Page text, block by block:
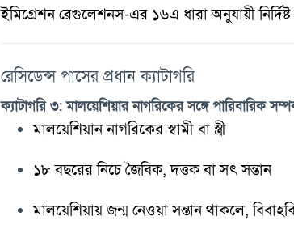
ইমিগ্রেশন রেগুলেশনস-এর ১৬এ ধারা অনুযায়ী
রেসিডেন্স পাসের প্রধান ক্যাটাগরি
ক্যাটাগরি ৩: মালয়েশিয়ার নাগরিকের সঙ্গে পারিবারিক
মালয়েশিয়ান নাগরিকের স্বামী বা স্ত্রী
১৮ বছরের নিচে জৈবিক, দত্তক বা সৎ সন্তান
মালয়েশিয়ায় জন্ম নেওয়া সন্তান থাকলে,